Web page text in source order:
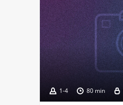
1-4 80 min